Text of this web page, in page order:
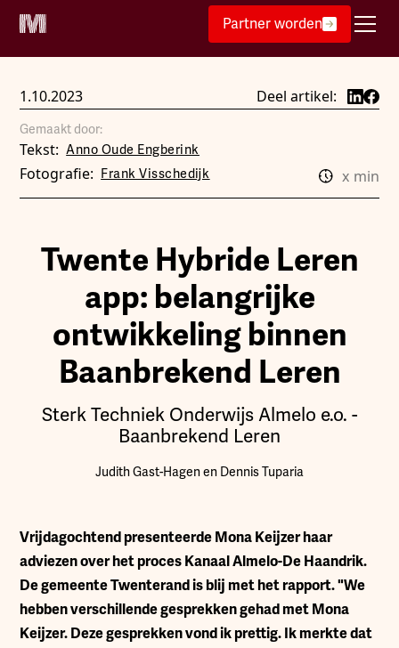
Partner worden
1.10.2023 Deel artikel:
Gemaakt door:
Tekst: Anno Oude Engberink
Fotografie: Frank Visschedijk x min
Twente Hybride Leren
app: belangrijke
ontwikkeling binnen
Baanbrekend Leren
Sterk Techniek Onderwijs Almelo e.o. -
Baanbrekend Leren
Judith Gast-Hagen en Dennis Tuparia
Vrijdagochtend presenteerde Mona Keijzer haar
adviezen over het proces Kanaal Almelo-De Haandrik.
De gemeente Twenterand is blij met het rapport. "We
hebben verschillende gesprekken gehad met Mona
Keijzer. Deze gesprekken vond ik prettig. Ik merkte dat